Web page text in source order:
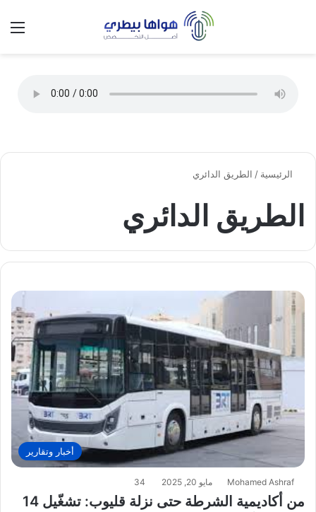
الوضع
الرئيسية / الطريق الدائري
الطريق الدائري
أخبار وتقارير
Mohamed Ashraf مايو 20, 2025 34
من أكاديمية الشرطة حتى نزلة قليوب: تشغّيل 14